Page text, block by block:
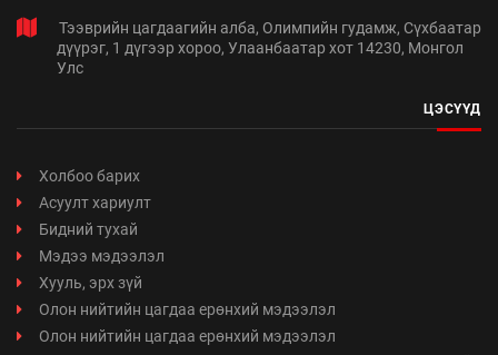
Тээврийн цагдаагийн алба, Олимпийн гудамж, Сүхбаатар
дүүрэг, 1 дүгээр хороо, Улаанбаатар хот 14230, Монгол
Улс
ЦЭСҮҮД
Холбоо барих
Асуулт хариулт
Бидний тухай
Мэдээ мэдээлэл
Хууль, эрх зүй
Олон нийтийн цагдаа ерөнхий мэдээлэл
Олон нийтийн цагдаа ерөнхий мэдээлэл